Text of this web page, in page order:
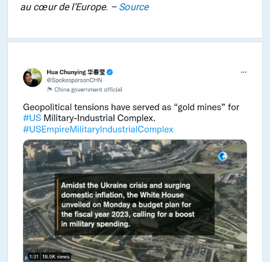
au cœur de l’Europe. – Source